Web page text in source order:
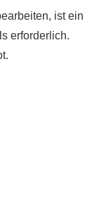
ist ein
erforderlich.